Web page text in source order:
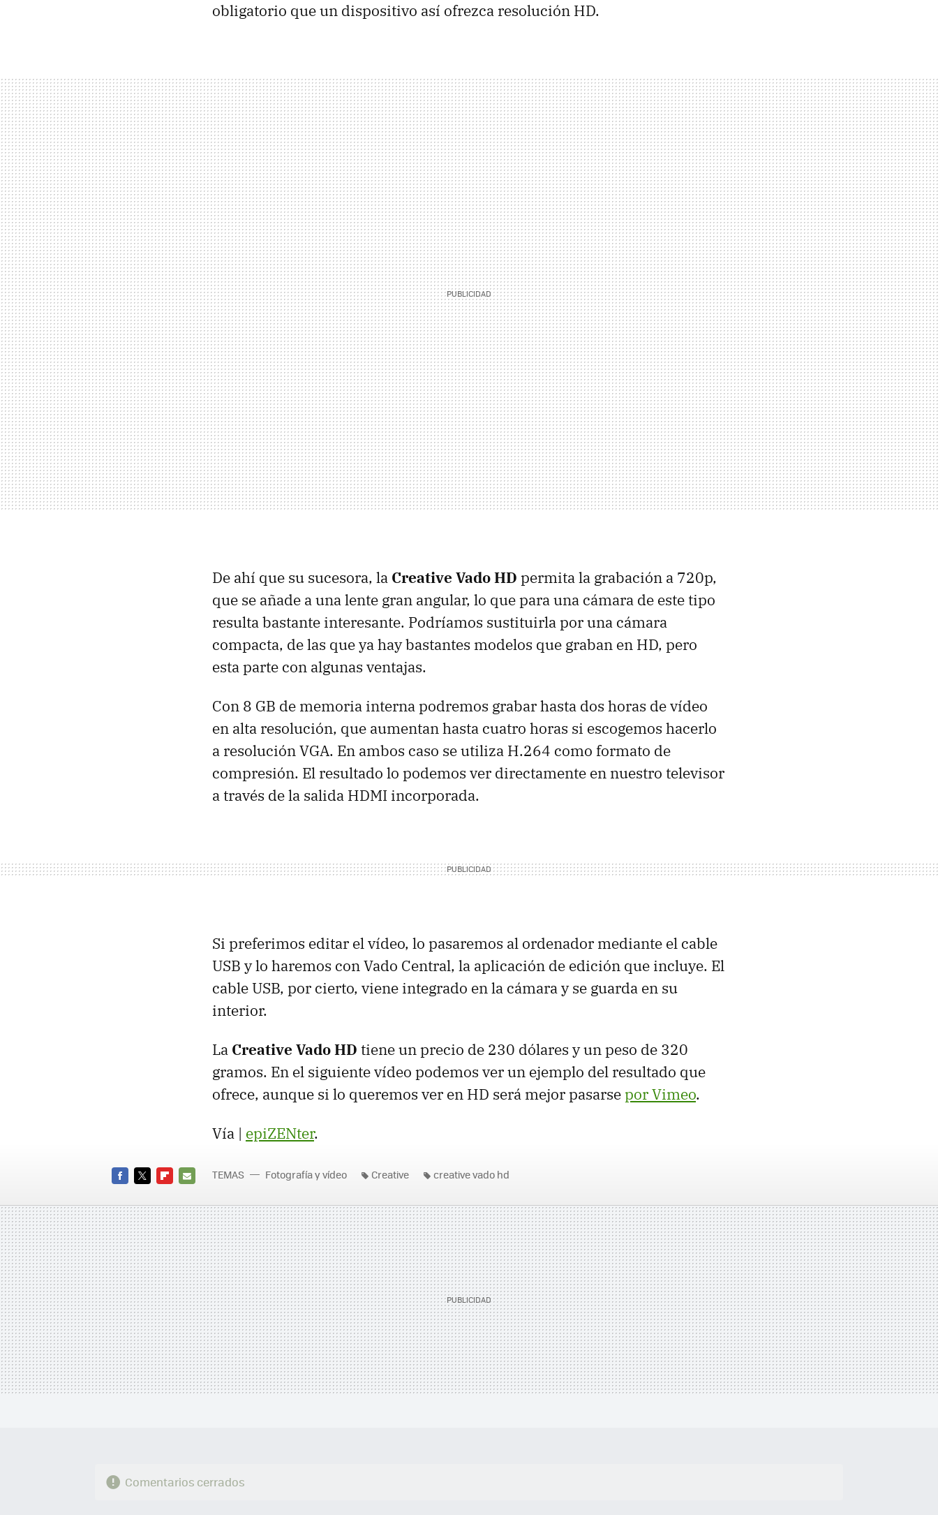
obligatorio que un dispositivo así ofrezca resolución HD.
De ahí que su sucesora, la Creative Vado HD permita la grabación a 720p,
que se añade a una lente gran angular, lo que para una cámara de este tipo
resulta bastante interesante. Podríamos sustituirla por una cámara
compacta, de las que ya hay bastantes modelos que graban en HD, pero
esta parte con algunas ventajas.
Con 8 GB de memoria interna podremos grabar hasta dos horas de vídeo
en alta resolución, que aumentan hasta cuatro horas si escogemos hacerlo
a resoluciónVGA. En ambos caso se utiliza H.264 como formato de
compresión. El resultado lo podemos ver directamente en nuestro televisor
a través de la salida HDMI incorporada.
Si preferimos editar el vídeo, lo pasaremos al ordenador mediante el cable
USB y lo haremos con Vado Central, la aplicación de edición que incluye. El
cable USB, por cierto, viene integrado en la cámara y se guarda en su
interior.
La Creative Vado HD tiene un precio de 230 dólares y un peso de 320
gramos. En el siguiente vídeo podemos ver un ejemplo del resultado que
ofrece, aunque si lo queremos ver en HD será mejor pasarsepor Vimeo.
Vía | epiZENter.
MAIL
TEMAS Fotografía y vídeo Creative creative vado hd
Comentarios cerrados